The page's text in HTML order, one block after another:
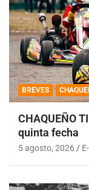
BREVES
CHAQUEÑO
quinta fecha
5 agosto, 2026